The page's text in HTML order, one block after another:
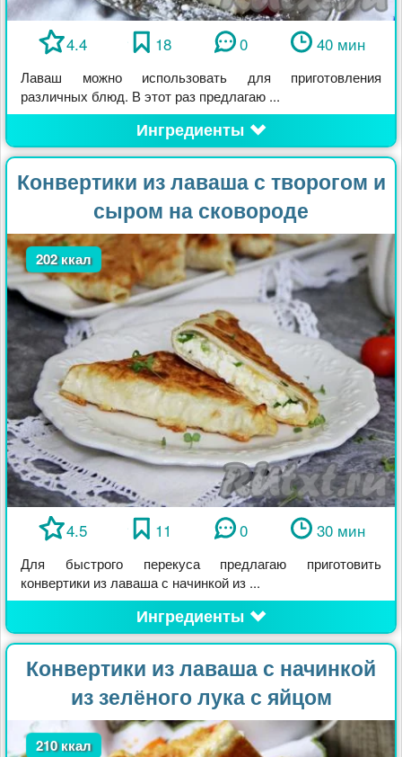
4.4 18 0 40 мин
Лаваш можно использовать для приготовления
различных блюд. В этот раз предлагаю ...
Ингредиенты
Конвертики из лаваша с творогом и
сыром на сковороде
202 ккал
4.5 11 0 30 мин
Для быстрого перекуса предлагаю приготовить
конвертики из лаваша с начинкой из ...
Ингредиенты
Конвертики из лаваша с начинкой
из зелёного лука с яйцом
210 ккал